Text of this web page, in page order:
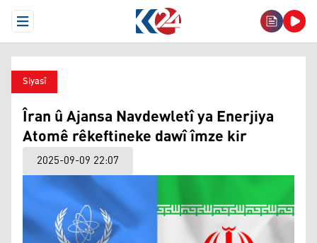
Open Menu
Siyasî
Îran û Ajansa Navdewletî ya Enerjiya
Atomê rêkeftineke dawî îmze kir
2025-09-09 22:07